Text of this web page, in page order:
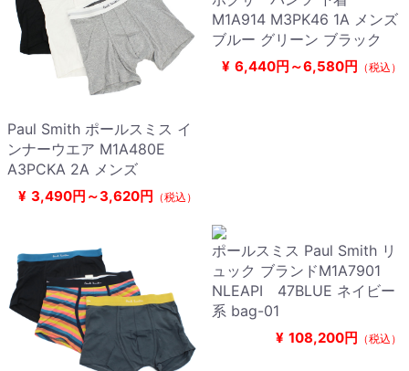
Paul Smith ポールスミス イ
ンナーウエア M1A480E
A3PCKA 2A メンズ
¥ 3,490円～3,620円 （税込）
M1A914 M3PK46 1A メンズ
ブルー グリーン ブラック
¥ 6,440円～6,580円 （税込）
ポールスミス Paul Smith リ
ュック ブランドM1A7901
NLEAPI 47BLUE ネイビー
系 bag-01
¥ 108,200円 （税込）